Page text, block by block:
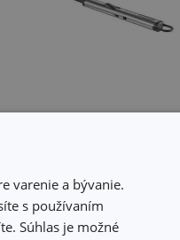
zapaľovač
GrandCHEF
varenie a bývanie.
s používaním
Súhlas je možné